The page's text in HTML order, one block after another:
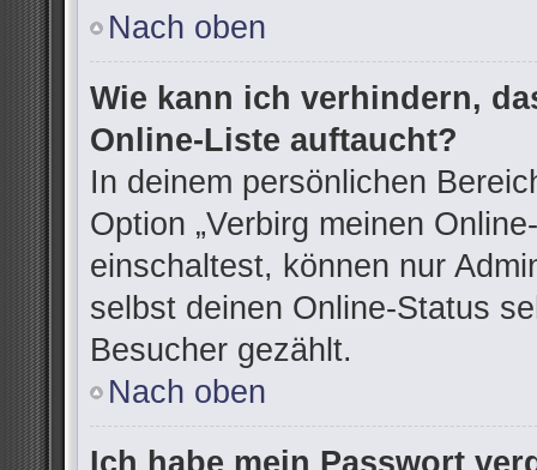
Nach oben
Wie kann ich verhindern,
Online-Liste auftaucht?
In deinem persönlichen
Option „Verbirg meinen
einschaltest, können nur
selbst deinen Online-Status
Besucher gezählt.
Nach oben
Ich habe mein Passwort